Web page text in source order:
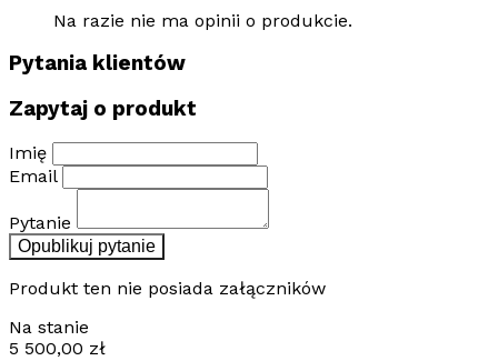
Na razie nie ma opinii o produkcie.
Pytania klientów
Zapytaj o produkt
Imię
Email
Pytanie
Opublikuj pytanie
Produkt ten nie posiada załączników
Na stanie
5 500,00 zł